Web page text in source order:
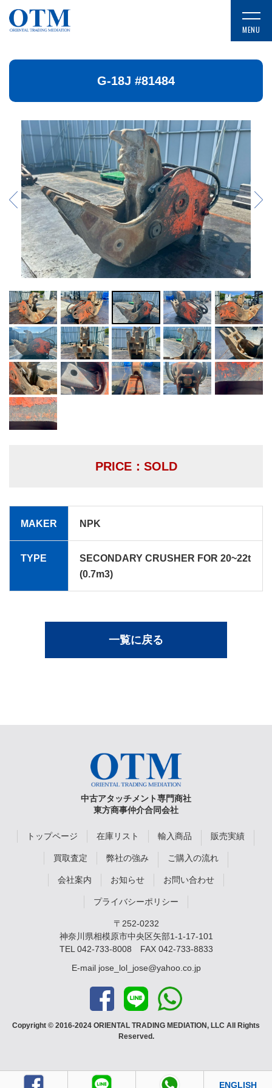
ENGLISH
G-18J #81484
PRICE：SOLD
MAKER NPK
TYPE
SECONDARY CRUSHER FOR 20~22t
(0.7m3)
一覧に戻る
中古アタッチメント専門商社
東方商事仲介合同会社
トップページ 在庫リスト 輸入商品 販売実績
買取査定 弊社の強み ご購入の流れ
会社案内 お知らせ お問い合わせ
プライバシーポリシー
〒252-0232
神奈川県相模原市中央区矢部1-1-17-101
TEL042-733-8008 FAX 042-733-8833
E-mail jose_lol_jose@yahoo.co.jp
Copyright © 2016-2024 ORIENTAL TRADING MEDIATION, LLC All Rights
Reserved.